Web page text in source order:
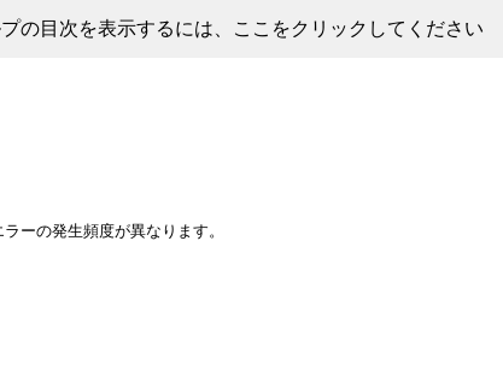
の目次を表示するには、ここをクリックしてください
ーの発生頻度が異なります。